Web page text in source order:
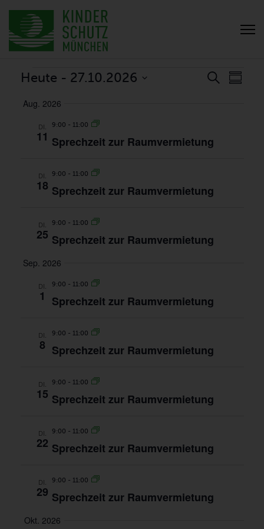
VERANSTALTUNGEN Suche
Heute - 27.10.2026
auswählen.
Aug. 2026
DI.
11
9:00 - 11:00
Sprechzeit zur Raumvermietung
DI.
18
9:00 - 11:00
Sprechzeit zur Raumvermietung
DI.
25
9:00 - 11:00
Sprechzeit zur Raumvermietung
Sep. 2026
DI.
1
9:00 - 11:00
Sprechzeit zur Raumvermietung
DI.
8
9:00 - 11:00
Sprechzeit zur Raumvermietung
DI.
15
9:00 - 11:00
Sprechzeit zur Raumvermietung
DI.
22
9:00 - 11:00
Sprechzeit zur Raumvermietung
DI.
29
9:00 - 11:00
Sprechzeit zur Raumvermietung
Okt. 2026